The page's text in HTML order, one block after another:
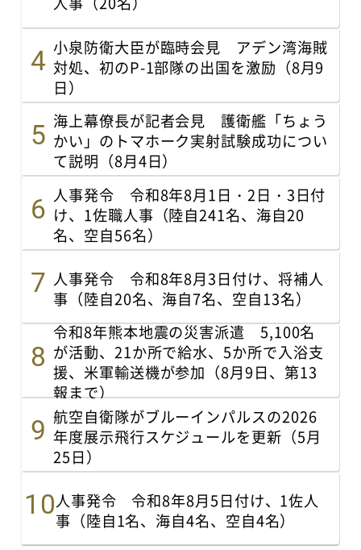
小泉防衛大臣が臨時会見 アデン湾海賊
対処、初のP-1部隊の出国を激励（8月9
日）
海上幕僚長が記者会見 護衛艦「ちょう
かい」のトマホーク実射試験成功につい
て説明（8月4日）
人事発令 令和8年8月1日・2日・3日付
け、1佐職人事（陸自241名、海自20
名、空自56名）
人事発令 令和8年8月3日付け、将補人
事（陸自20名、海自7名、空自13名）
令和8年熊本地震の災害派遣 5,100名
が活動、21か所で給水、5か所で入浴支
援、米軍輸送機が参加（8月9日、第13
報まで）
航空自衛隊がブルーインパルスの2026
年度展示飛行スケジュールを更新（5月
25日）
人事発令 令和8年8月5日付け、1佐人
事（陸自1名、海自4名、空自4名）